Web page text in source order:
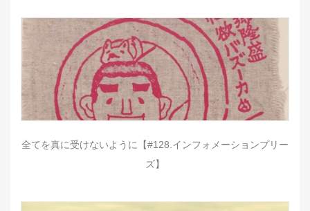
全てを真に受けないように【#128.インフォメーションプリー
ズ】